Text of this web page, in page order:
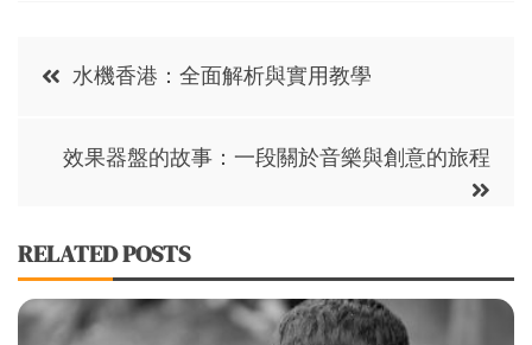
Post 水機香港：全面解析與實用教學
效果器盤的故事：一段關於音樂與創意的旅程
RELATED POSTS